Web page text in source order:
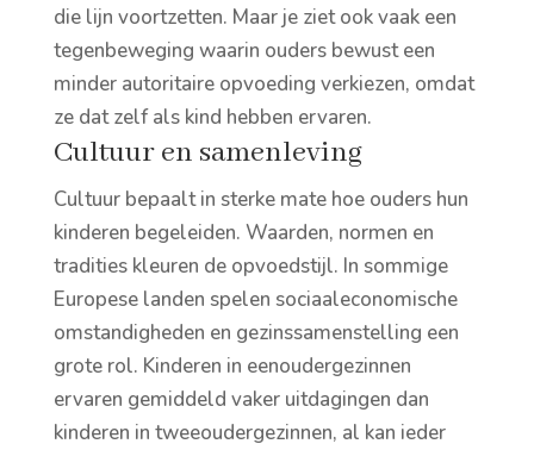
die lijn voortzetten. Maar je ziet ook vaak een
tegenbeweging waarin ouders bewust een
minder autoritaire opvoeding verkiezen, omdat
ze dat zelf als kind hebben ervaren.
Cultuur en samenleving
Cultuur bepaalt in sterke mate hoe ouders hun
kinderen begeleiden. Waarden, normen en
tradities kleuren de opvoedstijl. In sommige
Europese landen spelen sociaaleconomische
omstandigheden en gezinssamenstelling een
grote rol. Kinderen in eenoudergezinnen
ervaren gemiddeld vaker uitdagingen dan
kinderen in tweeoudergezinnen, al kan ieder